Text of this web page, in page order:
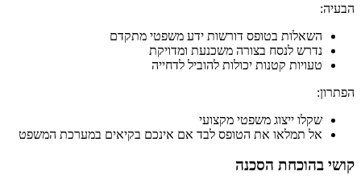
הבעיה:
השאלות בטופס דורשות ידע משפטי מתקדם
נדרש לנסח בצורה משכנעת ומדויקת
טעויות קטנות יכולות להוביל לדחייה
הפתרון:
שקלו ייצוג משפטי מקצועי
אל תמלאו את הטופס לבד אם אינכם בקיאים במערכת המשפט
קושי בהוכחת הסכנה